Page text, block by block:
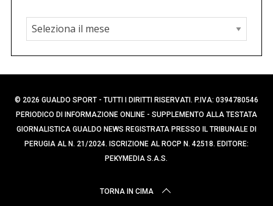
A
r
c
h
i
v
i
© 2026 GUALDO SPORT - TUTTI I DIRITTI RISERVATI. P.IVA: 0394780546
PERIODICO DI INFORMAZIONE ONLINE - SUPPLEMENTO ALLA TESTATA
GIORNALISTICA GUALDO NEWS REGISTRATA PRESSO IL TRIBUNALE DI
PERUGIA AL N. 21/2024. ISCRIZIONE AL ROCP N. 42518. EDITORE:
PEKYMEDIA S.A.S.
TORNA IN CIMA